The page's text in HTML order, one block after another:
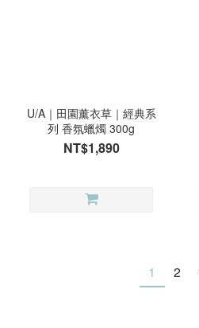
U/A｜田園薰衣草｜經典系
列 香氛蠟燭 300g
NT$1,890
1 2